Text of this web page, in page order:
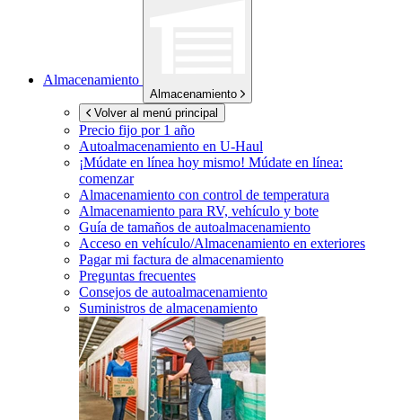
Almacenamiento
Almacenamiento
Volver al menú principal
Precio fijo por 1 año
Autoalmacenamiento en U-Haul
¡Múdate en línea hoy mismo! Múdate en línea:
comenzar
Almacenamiento con control de temperatura
Almacenamiento para RV, vehículo y bote
Guía de tamaños de autoalmacenamiento
Acceso en vehículo/Almacenamiento en exteriores
Pagar mi factura de almacenamiento
Preguntas frecuentes
Consejos de autoalmacenamiento
Suministros de almacenamiento